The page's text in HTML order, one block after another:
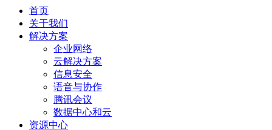
首页
关于我们
解决方案
企业网络
云解决方案
信息安全
语音与协作
腾讯会议
数据中心和云
资源中心